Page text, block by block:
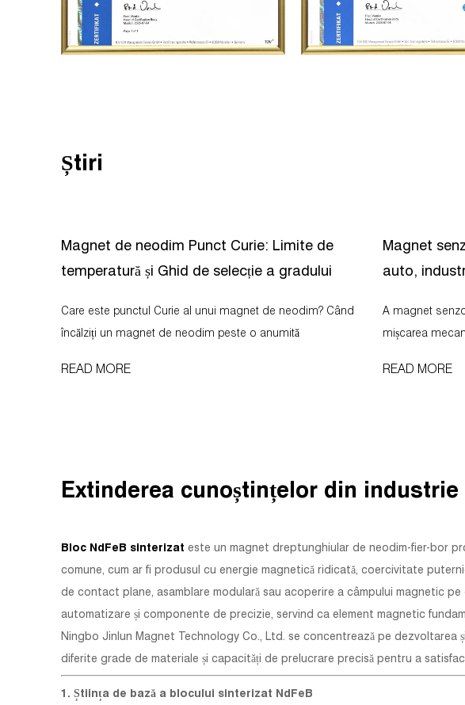
Știri
Magnet de neodim Punct Curie: Limite de
temperatură și Ghid de selecție a gradului
Care este punctul Curie al unui magnet de neodim? Când
încălziți un magnet de neodim peste o anumită
prag se numește punctul Curie sau temperatura Curie.
READ MORE
Magnet
auto,
A magnet senzor este elementul decisiv care convertește
mișcarea
longevitatea
READ MORE
Extinderea cunoștințelor din industrie
Bloc NdFeB sinterizat este un magnet dreptunghiular de neodim-fier-bor
comune, cum ar fi produsul cu energie magnetică ridicată, coercivitate
de contact plane, asamblare modulară sau acoperire a câmpului magnetic
automatizare și componente de precizie, servind ca element magnetic
Ningbo Jinlun Magnet Technology Co., Ltd. se concentrează pe
diferite grade de materiale și capacități de prelucrare precisă pentru a
1. Știința de bază a blocului sinterizat NdFeB